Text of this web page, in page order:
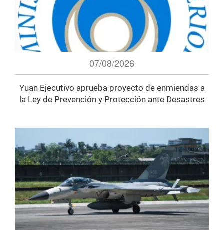
07/08/2026
Yuan Ejecutivo aprueba proyecto de enmiendas a
la Ley de Prevención y Protección ante Desastres